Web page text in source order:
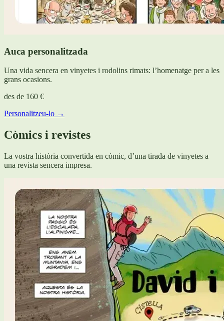
Auca personalitzada
Una vida sencera en vinyetes i rodolins rimats: l’homenatge per a les
grans ocasions.
des de 160 €
Personalitzeu-lo →
Còmics i revistes
La vostra història convertida en còmic, d’una tirada de vinyetes a
una revista sencera impresa.